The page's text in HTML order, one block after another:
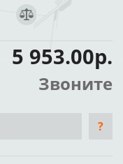
5 953.00р.
Звоните
?